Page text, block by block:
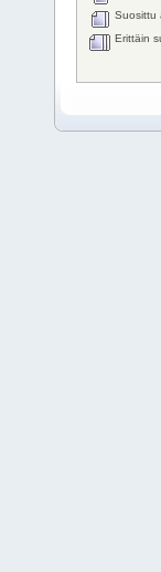
Suosittu
Erittäin